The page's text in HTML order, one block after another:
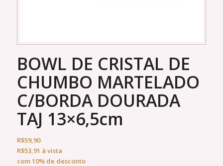
BOWL DE CRISTAL DE
CHUMBO MARTELADO
C/BORDA DOURADA
TAJ 13×6,5cm
R$59,90
R$53,91 à vista
com 10% de desconto